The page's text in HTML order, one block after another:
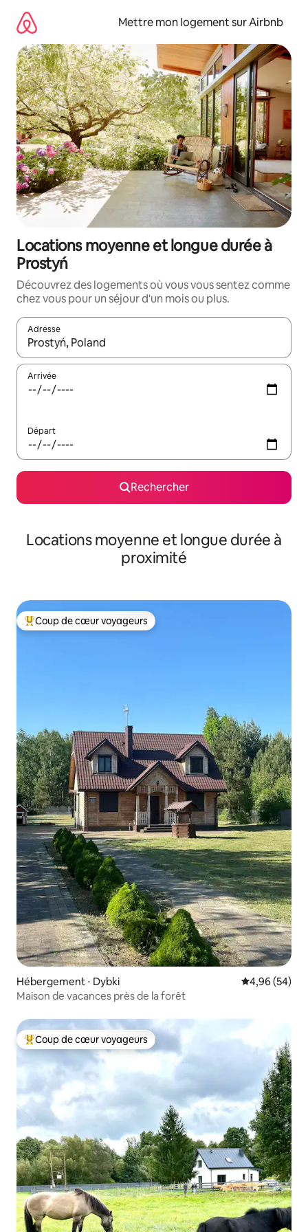
directement
contenu
Mettre mon logement sur Airbnb
Locations moyenne et longue durée à
Prostyń
Découvrez des logements où vous vous sentez comme
chez vous pour un séjour d'un mois ou plus.
Adresse
Lorsque les résultats s'affichent, utilisez les flèches vers le
Arrivée
Départ
Rechercher
Locations moyenne et longue durée à
proximité
Coups de cœur voyageurs les plus appréciés
Coup de cœur voyageurs
Hébergement ⋅ Dybki Évaluation
4,96 (54)
Maison de vacances près de la forêt
Coups de cœur voyageurs les plus appréciés
Coup de cœur voyageurs